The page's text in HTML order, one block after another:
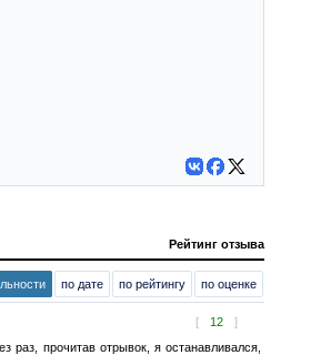
Рейтинг отзыва
по дате по рейтингу по оценке
[ 12 ]
прочитав отрывок, я останавливался,